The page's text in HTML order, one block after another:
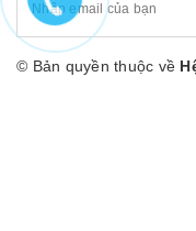
© Bản quyền thuộc về